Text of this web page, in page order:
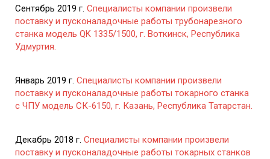
Сентябрь 2019 г. Специалисты компании произвели
поставку и пусконаладочные работы трубонарезного
станка модель QK 1335/1500, г. Воткинск, Республика
Удмуртия.
Январь 2019 г. Специалисты компании произвели
поставку и пусконаладочные работы токарного станка
с ЧПУ модель СК-6150, г. Казань, Республика Татарстан.
Декабрь 2018 г. Специалисты компании произвели
поставку и пусконаладочные работы токарных станков